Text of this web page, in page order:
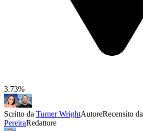
3.73%
Scritto da Turner WrightAutoreRecensito da
PereiraRedattore